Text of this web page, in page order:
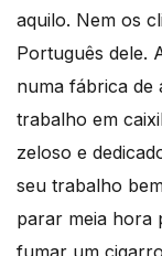
aquilo. Nem os
Português dele.
numa fábrica de
trabalho em
zeloso e
seu trabalho
parar meia hora